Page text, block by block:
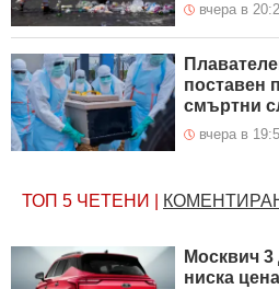
вчера в
поставен
смъртни
вчера в
ТОП 5 ЧЕТЕНИ
Москвич 3
ниска цена